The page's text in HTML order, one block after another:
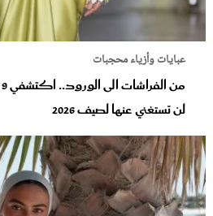
عبايات وأزياء محجبات
لن تستغني عنها لصيف 2026